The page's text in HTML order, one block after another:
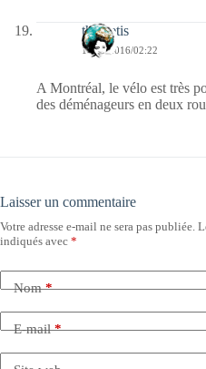
themetis
12/09/2016/02:22
A Montréal, le vélo est très
des déménageurs en deux
Laisser un commentaire
Votre adresse e-mail ne sera pas publiée.
indiqués avec *
Nom*
E-mail*